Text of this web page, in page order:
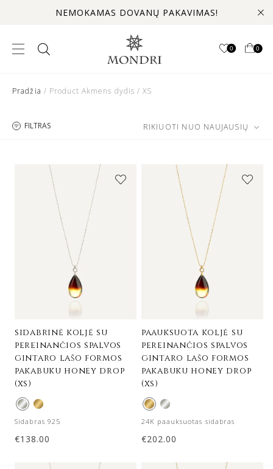
NEMOKAMAS DOVANŲ PAKAVIMAS!
0 0
Pradžia / Product Akmens dydis / XS
FILTRAS RIKIUOTI NUO NAUJAUSIŲ
sidabrinė koljė su
pereinančios spalvos
gintaro lašo formos
pakabuku honey drop
(xs)
Sidabras 925
€138.00
paauksuota koljė su
pereinančios spalvos
gintaro lašo formos
pakabuku honey drop
(xs)
24K paauksuotas sidabras
€202.00